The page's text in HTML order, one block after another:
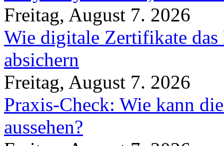
Freitag, August 7. 2026
Wie digitale Zertifikate
absichern
Freitag, August 7. 2026
Praxis-Check: Wie kann
aussehen?